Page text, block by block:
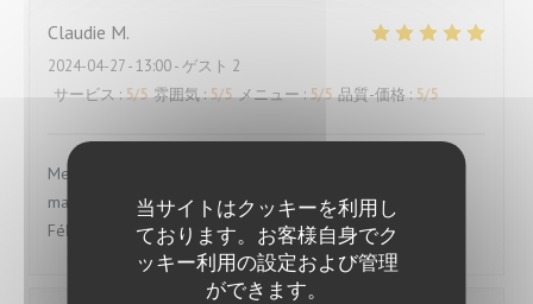
当サイトはクッキーを利用し
ております。お客様自身でク
ッキー利用の設定および管理
ができます。
Claudie M
2024-04-27- 13:00 - ゲスト 2
サービス:5/5 雰囲気:5/5 メニュー:5/5 品質-価格:5/5
Merci nos enfants de nous avoir fait découvrir cette
magnifique grange afin d’ émoustiller nos papilles !
Félicitations au Chef et son équipe l du PAP de la Benotte